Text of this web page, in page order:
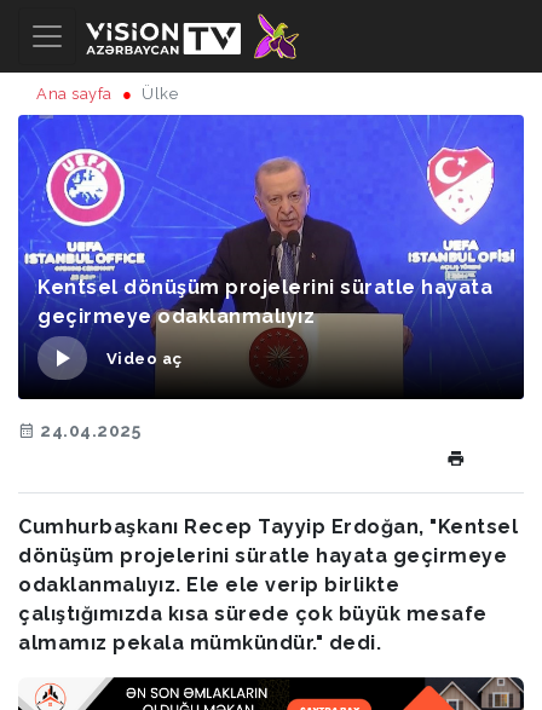
Ana sayfa Ülke
Kentsel dönüşüm projelerini süratle hayata
geçirmeye odaklanmalıyız
Video aç
24.04.2025
Cumhurbaşkanı Recep Tayyip Erdoğan, "Kentsel
dönüşüm projelerini süratle hayata geçirmeye
odaklanmalıyız. Ele ele verip birlikte
çalıştığımızda kısa sürede çok büyük mesafe
almamız pekala mümkündür." dedi.